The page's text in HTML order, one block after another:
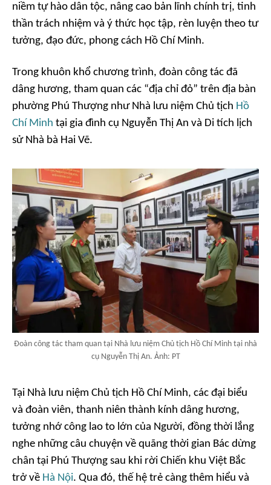
niềm tự hào dân tộc, nâng cao bản lĩnh chính trị, tinh
thần trách nhiệm và ý thức học tập, rèn luyện theo tư
tưởng, đạo đức, phong cách Hồ Chí Minh.
Trong khuôn khổ chương trình, đoàn công tác đã
dâng hương, tham quan các “địa chỉ đỏ” trên địa bàn
phường Phú Thượng như Nhà lưu niệm Chủ tịch Hồ
Chí Minh tại gia đình cụ Nguyễn Thị An và Di tích lịch
sử Nhà bà Hai Vẽ.
Đoàn công tác tham quan tại Nhà lưu niệm Chủ tịch Hồ Chí Minh tại nhà
cụ Nguyễn Thị An. Ảnh: PT
Tại Nhà lưu niệm Chủ tịch Hồ Chí Minh, các đại biểu
và đoàn viên, thanh niên thành kính dâng hương,
tưởng nhớ công lao to lớn của Người, đồng thời lắng
nghe những câu chuyện về quãng thời gian Bác dừng
chân tại Phú Thượng sau khi rời Chiến khu Việt Bắc
trở về Hà Nội. Qua đó, thế hệ trẻ càng thêm hiểu và